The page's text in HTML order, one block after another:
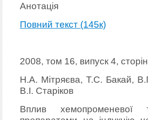
Анотація
Повний текст (145к)
2008, том 16, випуск 4,
Н.А. Мітряєва, Т.С. Бакай,
В.І. Старіков
Вплив хемопроменевої